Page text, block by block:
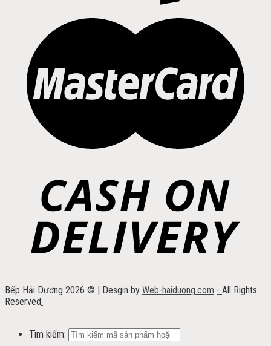
Bếp Hải Dương 2026 © | Desgin by Web-haiduong.com - All Rights
Reserved.
Tìm kiếm: